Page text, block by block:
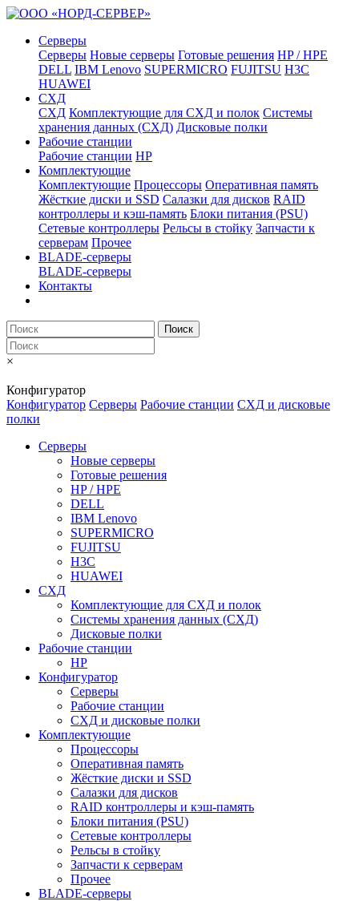
Серверы
Серверы Новые серверы Готовые решения HP / HPE
DELL IBM Lenovo SUPERMICRO FUJITSU H3C
HUAWEI
СХД
СХД Комплектующие для СХД и полок Системы
хранения данных (СХД) Дисковые полки
Рабочие станции
Рабочие станции HP
Комплектующие
Комплектующие Процессоры Оперативная память
Жёсткие диски и SSD Салазки для дисков RAID
контроллеры и кэш-память Блоки питания (PSU)
Сетевые контроллеры Рельсы в стойку Запчасти к
серверам Прочее
BLADE-серверы
BLADE-серверы
Контакты
Поиск
×
Конфигуратор
Конфигуратор Серверы Рабочие станции СХД и дисковые
полки
Серверы
Новые серверы
Готовые решения
HP / HPE
DELL
IBM Lenovo
SUPERMICRO
FUJITSU
H3C
HUAWEI
СХД
Комплектующие для СХД и полок
Системы хранения данных (СХД)
Дисковые полки
Рабочие станции
HP
Конфигуратор
Серверы
Рабочие станции
СХД и дисковые полки
Комплектующие
Процессоры
Оперативная память
Жёсткие диски и SSD
Салазки для дисков
RAID контроллеры и кэш-память
Блоки питания (PSU)
Сетевые контроллеры
Рельсы в стойку
Запчасти к серверам
Прочее
BLADE-серверы